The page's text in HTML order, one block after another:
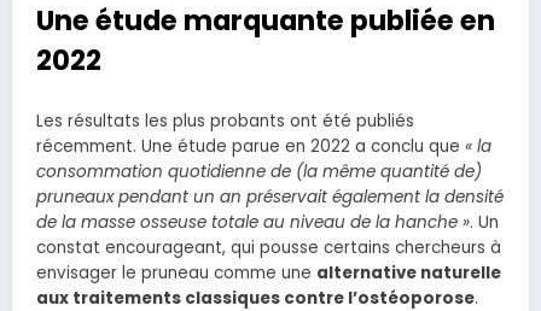
Une étude marquante publiée en
2022
Les résultats les plus probants ont été publiés
récemment. Une étude parue en 2022 a conclu que « la
consommation quotidienne de (la même quantité de)
pruneaux pendant un an préservait également la densité
de la masse osseuse totale au niveau de la hanche ». Un
constat encourageant, qui pousse certains chercheurs à
envisager le pruneau comme une alternative naturelle
aux traitements classiques contre l’ostéoporose.